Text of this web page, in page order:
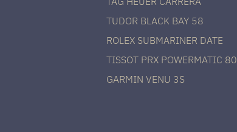
TUDOR BLACK BAY 58
ROLEX SUBMARINER DATE
TISSOT PRX POWERMATIC 80
GARMIN VENU 3S